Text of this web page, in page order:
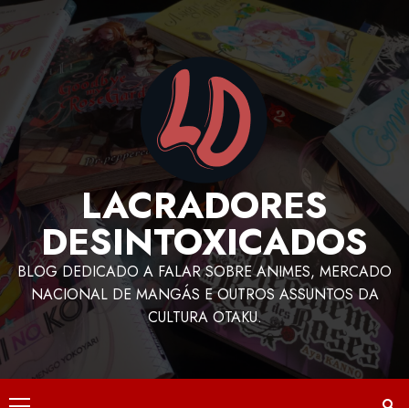
LACRADORES
DESINTOXICADOS
BLOG DEDICADO A FALAR SOBRE ANIMES, MERCADO
NACIONAL DE MANGÁS E OUTROS ASSUNTOS DA
CULTURA OTAKU.